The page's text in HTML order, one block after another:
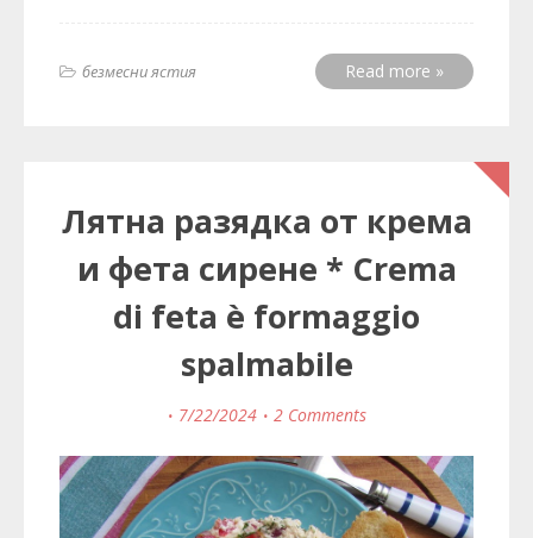
безмесни ястия Read more »
Лятна разядка от крема
и фета сирене * Crema
di feta è formaggio
spalmabile
7/22/2024 2 Comments